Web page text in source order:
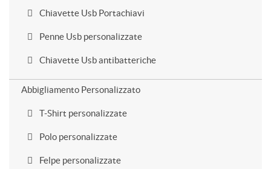
Chiavette Usb Portachiavi
Penne Usb personalizzate
Chiavette Usb antibatteriche
Abbigliamento Personalizzato
T-Shirt personalizzate
Polo personalizzate
Felpe personalizzate